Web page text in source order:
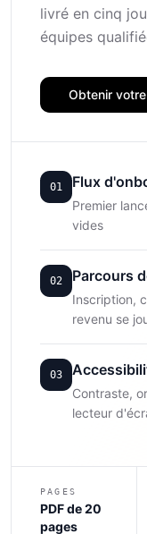
livré en cinq
équipes
Obtenir
01 Flux
Premier
vides
02 Parcours
Inscription,
revenu se
03
Contraste,
lecteur
PAGES
PDF de 20
pages